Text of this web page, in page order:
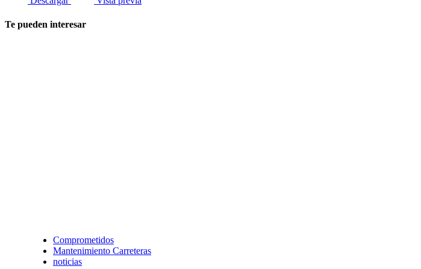
Te pueden interesar
Comprometidos
Mantenimiento Carreteras
noticias